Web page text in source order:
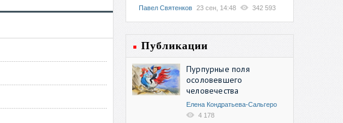
Павел Святенков 23 сен, 14:48 342 593
Публикации
Пурпурные поля
осоловевшего
человечества
Елена Кондратьева-Сальгеро
4 178